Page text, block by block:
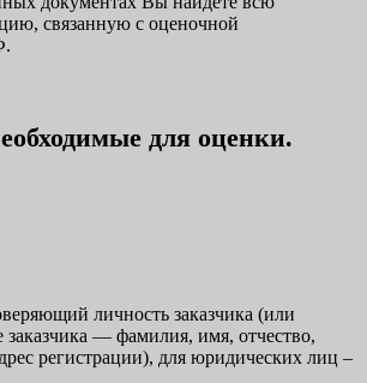
связанную с оценочной
для оценки.
личность заказчика (или
— фамилия, имя, отчество,
регистрации), для юридических лиц –